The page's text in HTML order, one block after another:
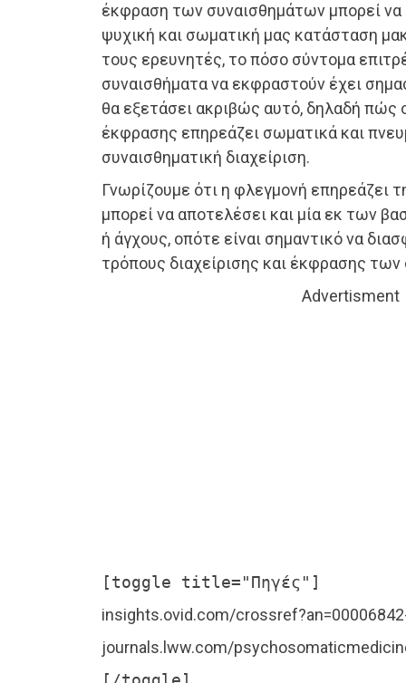
έκφραση των συναισθημάτων μπορεί να
ψυχική και σωματική μας κατάσταση
τους ερευνητές, το πόσο σύντομα
συναισθήματα να εκφραστούν έχει
θα εξετάσει ακριβώς αυτό, δηλαδή πώς
έκφρασης επηρεάζει σωματικά και
συναισθηματική διαχείριση.
Γνωρίζουμε ότι η φλεγμονή επηρεάζει
μπορεί να αποτελέσει και μία εκ των
ή άγχους, οπότε είναι σημαντικό να
τρόπους διαχείρισης και έκφρασης
Advertisment
[toggle title="Πηγές"]
insights.ovid.com/
journals.lww.com/